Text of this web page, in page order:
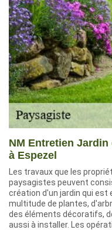
NM Entretien
à Espezel
Les travaux que les
paysagistes peuvent
création d'un jardin qui est
multitude de plantes,
des éléments décoratifs,
aussi à installer. Les